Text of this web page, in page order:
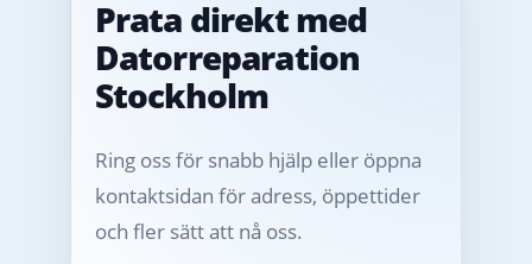
Prata direkt med
Datorreparation
Stockholm
Ring oss för snabb hjälp eller öppna
kontaktsidan för adress, öppettider
och fler sätt att nå oss.